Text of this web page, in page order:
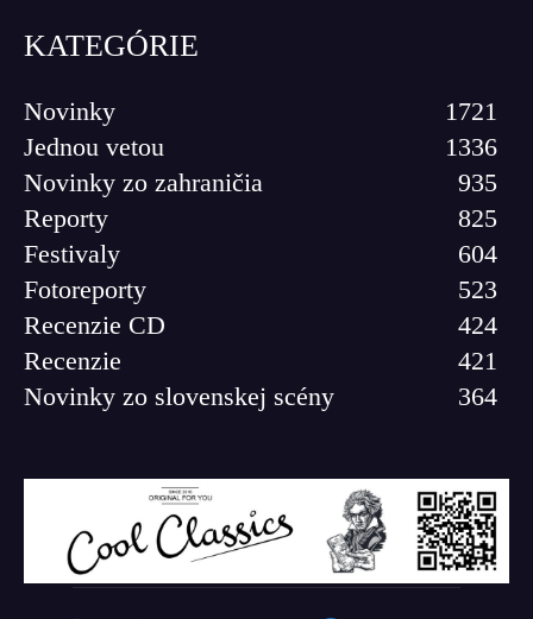
KATEGÓRIE
Novinky
1721
Jednou vetou
1336
Novinky zo zahraničia
935
Reporty
825
Festivaly
604
Fotoreporty
523
Recenzie CD
424
Recenzie
421
Novinky zo slovenskej scény
364